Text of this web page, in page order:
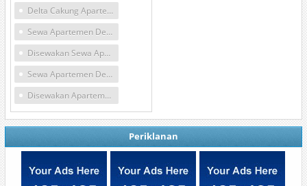
Delta Cakung Apartemen Jakarta
Sewa Apartemen Delta Cakung Murah
Disewakan Sewa Apartemen Delta Cakung
Sewa Apartemen Delta Cakung
Disewakan Apartemen Delta Cakung Studio
Periklanan